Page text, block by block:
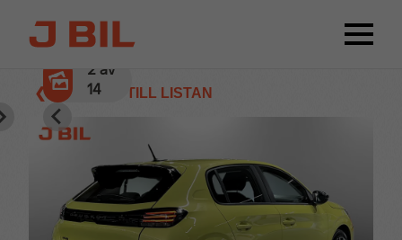
❮ TILLBAKA TILL LISTAN
2av
14